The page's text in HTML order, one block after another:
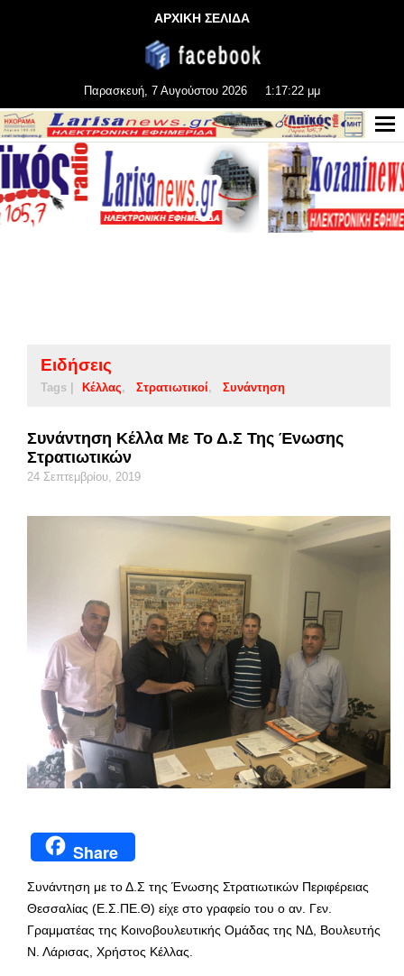
ΑΡΧΙΚΗ ΣΕΛΙΔΑ
Παρασκευή, 7 Αυγούστου 2026 1:17:22 μμ
Ειδήσεις
Tags | Κέλλας Στρατιωτικοί Συνάντηση
Συνάντηση Κέλλα Με Το Δ.Σ Της Ένωσης
Στρατιωτικών
24 Σεπτεμβρίου, 2019
Share
Συνάντηση με το Δ.Σ της Ένωσης Στρατιωτικών Περιφέρειας
Θεσσαλίας (Ε.Σ.ΠΕ.Θ) είχε στο γραφείο του ο αν. Γεν.
Γραμματέας της Κοινοβουλευτικής Ομάδας της ΝΔ, Βουλευτής
Ν. Λάρισας, Χρήστος Κέλλας.